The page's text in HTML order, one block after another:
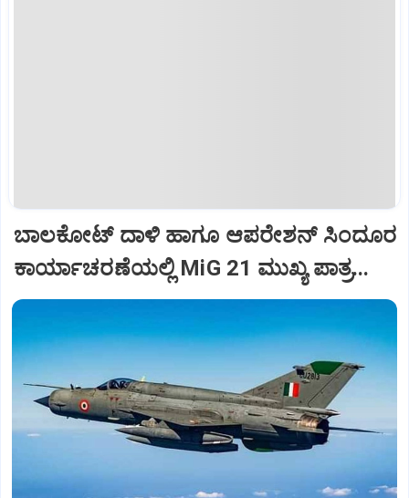
ಬಾಲಕೋಟ್‌ ದಾಳಿ ಹಾಗೂ ಆಪರೇಶನ್‌ ಸಿಂದೂರ
ಕಾರ್ಯಾಚರಣೆಯಲ್ಲಿ MiG 21 ಮುಖ್ಯ ಪಾತ್ರ...